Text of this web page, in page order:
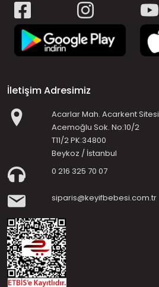
İletişim Adresimiz
Acarlar Mah. Acarkent Sitesi
Acemoğlu Sok. No:10/2
T11/2 PK:34800
Beykoz / İstanbul
0 216 325 70 07
siparis@keyifbebesi.com.tr